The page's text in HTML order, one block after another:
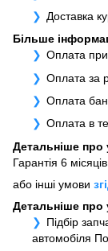
Доставка
Більше
Оплата
Оплата за
Оплата
Оплата в
Детальніше про
Гарантія 6
або інші умови
Детальніше про
Підбір
автомобіля